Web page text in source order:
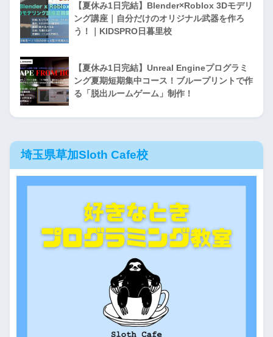
【夏休み1日完結】Blender×Roblox 3Dモデリ
ング講座｜自分だけのオリジナル武器を作ろ
う！｜KIDSPRO日暮里校
【夏休み1日完結】Unreal Engineプログラミ
ング夏期短期集中コース！ブループリントで作
る「脱出ルームゲーム」制作！
埼玉県草加Sloth Cafe校